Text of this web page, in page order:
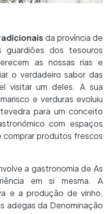
da província de
guardiões dos tesouros
as nossas rias e
o verdadeiro sabor das
visitar um deles. A sua
e verduras evoluiu
para um conceito
com espaços
comprar produtos frescos
a gastronomia de As
em si mesma. A
e a produção de vinho,
adegas da Denominação